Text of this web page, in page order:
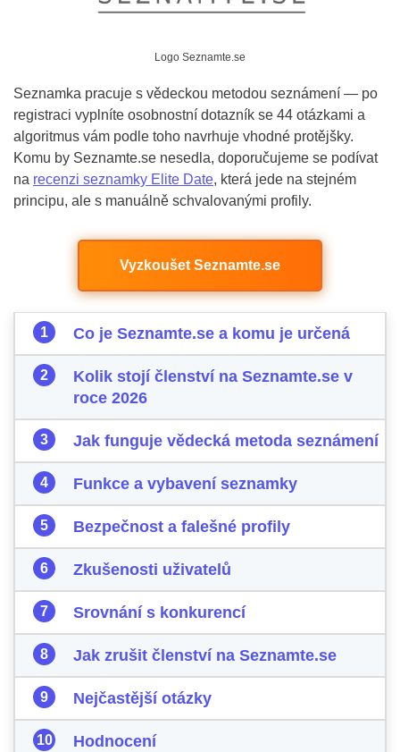
Logo Seznamte.se
Seznamka pracuje s vědeckou metodou seznámení — po
registraci vyplníte osobnostní dotazník se 44 otázkami a
algoritmus vám podle toho navrhuje vhodné protějšky.
Komu by Seznamte.se nesedla, doporučujeme se podívat
na recenzi seznamky Elite Date, která jede na stejném
principu, ale s manuálně schvalovanými profily.
Vyzkoušet Seznamte.se
Co je Seznamte.se a komu je určená
Kolik stojí členství na Seznamte.se v
roce 2026
Jak funguje vědecká metoda seznámení
Funkce a vybavení seznamky
Bezpečnost a falešné profily
Zkušenosti uživatelů
Srovnání s konkurencí
Jak zrušit členství na Seznamte.se
Nejčastější otázky
Hodnocení